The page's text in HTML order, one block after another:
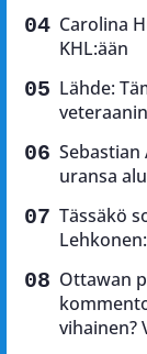
Carolina
KHL:ään
Lähde:
Sebastian
uransa
Tässäkö
Ottawan
vihainen?